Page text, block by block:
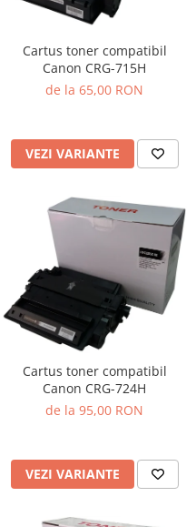
Cartus toner compatibil
Canon CRG-715H
de la 65,00 RON
VEZI VARIANTE
Cartus toner compatibil
Canon CRG-724H
de la 95,00 RON
VEZI VARIANTE